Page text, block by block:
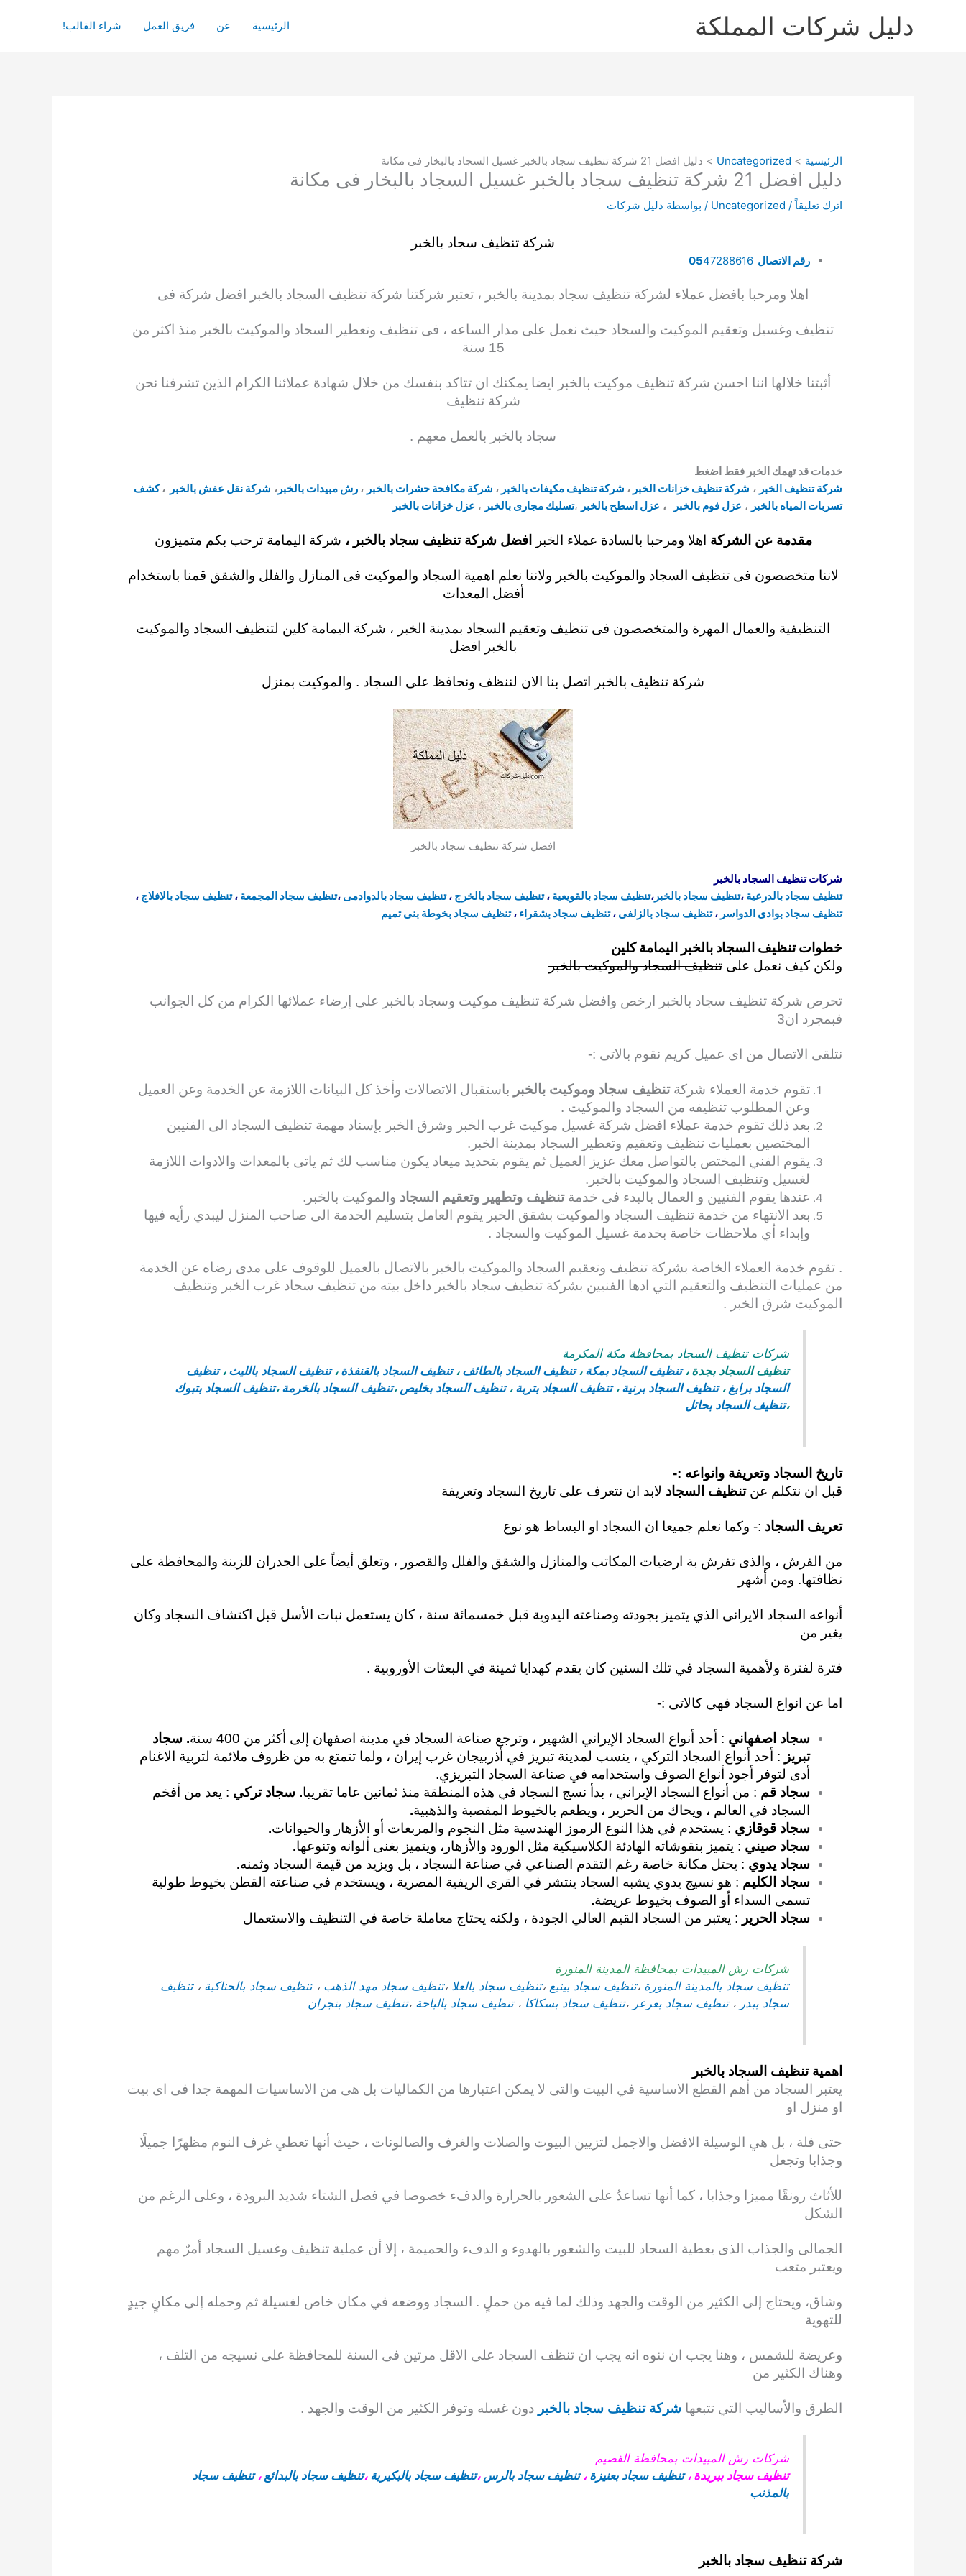
دليل شركات المملكة الرئيسية عن فريق العمل شراء القالب!
الرئيسية Uncategorized دليل افضل 21 شركة تنظيف سجاد بالخبر غسيل السجاد بالبخار فى مكانة
دليل افضل 21 شركة تنظيف سجاد بالخبر غسيل السجاد بالبخار فى مكانة
اترك تعليقاً /
Uncategorized / بواسطة دليل شركات
شركة تنظيف سجاد بالخبر
رقم الاتصال 0547288616
اهلا ومرحبا بافضل عملاء لشركة تنظيف سجاد بمدينة بالخبر ، تعتبر شركتنا شركة تنظيف السجاد بالخبر افضل شركة فى
تنظيف وغسيل وتعقيم الموكيت والسجاد حيث نعمل على مدار الساعه ، فى تنظيف وتعطير السجاد والموكيت بالخبر منذ اكثر من
15 سنة
أثبتنا خلالها اننا احسن شركة تنظيف موكيت بالخبر ايضا يمكنك ان تتاكد بنفسك من خلال شهادة عملائنا الكرام الذين تشرفنا نحن
شركةتنظيف
سجاد بالخبر بالعمل معهم .
خدمات قد تهمك الخبر فقط اضغط
شركة تنظيف الخبر ، شركة تنظيف خزانات الخبر ، شركة تنظيف مكيفات بالخبر ، شركة مكافحة حشرات بالخبر ، رش مبيدات بالخبر، شركة نقل عفش بالخبر ،كشف
تسربات المياه بالخبر ، عزل فوم بالخبر ، عزل اسطح بالخبر ،تسليك مجارى بالخبر ، عزل خزانات بالخبر
مقدمة عن الشركة اهلا ومرحبا بالسادة عملاء الخبر افضل شركة تنظيف سجاد بالخبر ، شركة اليمامة ترحب بكم متميزون
لاننا متخصصون فى تنظيف السجاد والموكيت بالخبر ولاننا نعلم اهمية السجاد والموكيت فى المنازل والفلل والشقق قمنا باستخدام
أفضل المعدات
التنظيفية والعمال المهرة والمتخصصون فى تنظيف وتعقيم السجاد بمدينة الخبر ، شركة اليمامة كلين لتنظيف السجاد والموكيت
بالخبر افضل
شركة تنظيف بالخبر اتصل بنا الان لننظف ونحافظ على السجاد . والموكيت بمنزل
افضل شركة تنظيف سجاد بالخبر
شركات تنظيف السجاد بالخبر
تنظيف سجاد بالدرعية ،تنظيف سجاد بالخبر،تنظيف سجاد بالقويعية ،تنظيف سجاد بالخرج ،تنظيف سجاد بالدوادمى ،تنظيف سجاد المجمعة ،تنظيف سجاد بالافلاج ،
تنظيف سجاد بوادى الدواسر،تنظيف سجاد بالزلفى ،تنظيف سجاد بشقراء ،تنظيف سجاد بخوطة بنى تميم
خطوات تنظيف السجاد بالخبر اليمامة كلين
ولكن كيف نعمل علىتنظيف السجاد والموكيت بالخبر
تحرص شركة تنظيف سجاد بالخبر ارخص وافضل شركة تنظيف موكيت وسجاد بالخبر على إرضاء عملائها الكرام من كل الجوانب
فبمجرد ان3
نتلقى الاتصال من اى عميل كريم نقوم بالاتى :-
تقوم خدمة العملاء شركة تنظيف سجاد وموكيت بالخبر باستقبال الاتصالات وأخذ كل البيانات اللازمة عن الخدمة وعن العميل
وعن المطلوب تنظيفه من السجاد والموكيت .
بعد ذلك تقوم خدمة عملاء افضل شركة غسيل موكيت غرب الخبر وشرق الخبر بإسناد مهمة تنظيف السجاد الى الفنيين
المختصين بعمليات تنظيف وتعقيم وتعطير السجاد بمدينة الخبر.
يقوم الفني المختص بالتواصل معك عزيز العميل ثم يقوم بتحديد ميعاد يكون مناسب لك ثم ياتى بالمعدات والادوات اللازمة
لغسيل وتنظيف السجاد والموكيت بالخبر.
عندها يقوم الفنيين و العمال بالبدء فى خدمةتنظيف وتطهير وتعقيم السجاد والموكيت بالخبر.
بعد الانتهاء من خدمة تنظيف السجاد والموكيت بشقق الخبر يقوم العامل بتسليم الخدمة الى صاحب المنزل ليبدي رأيه فيها
وإبداء أي ملاحظات خاصة بخدمة غسيل الموكيت والسجاد .
. تقوم خدمة العملاء الخاصة بشركة تنظيف وتعقيم السجاد والموكيت بالخبر بالاتصال بالعميل للوقوف على مدى رضاه عن الخدمة
من عمليات التنظيف والتعقيم التي ادها الفنيين بشركة تنظيف سجاد بالخبر داخل بيته من تنظيف سجاد غرب الخبر وتنظيف
الموكيت شرق الخبر .
شركات تنظيف السجاد بمحافظة مكة المكرمة
تنظيف السجاد بجدة ،تنظيف السجاد بمكة ،تنظيف السجاد بالطائف ،تنظيف السجاد بالقنفذة ،تنظيف السجاد بالليث ،تنظيف
السجاد برابغ ،تنظيف السجاد برنية ،تنظيف السجاد بتربة ،تنظيف السجاد بخليص ،تنظيف السجاد بالخرمة ،تنظيف السجاد بتبوك
،تنظيف السجاد بحائل
تاريخ السجاد وتعريفة وانواعه :-
قبل ان نتكلم عنتنظيف السجاد لابد ان نتعرف على تاريخ السجاد وتعريفة
تعريف السجاد :- وكما نعلم جميعا ان السجاد او البساط هو نوع
من الفرش ، والذى تفرش بة ارضيات المكاتب والمنازل والشقق والفلل والقصور ، وتعلق أيضاً على الجدران للزينة والمحافظة على
نظافتها. ومن أشهر
أنواعه السجاد الايرانى الذي يتميز بجودته وصناعته اليدوية قبل خمسمائة سنة ، كان يستعمل نبات الأسل قبل اكتشاف
السجاد وكان
يغير من
فترة لفترة ولأهمية السجاد في تلك السنين كان يقدم كهدايا ثمينة في البعثات الأوروبية .
اما عن انواع السجاد فهى كالاتى :-
سجاد اصفهاني : أحد أنواع السجاد الإيراني الشهير ، وترجع صناعة السجاد في مدينة اصفهان إلى أكثر من 400 سنة
. سجاد
تبريز : أحد أنواع السجاد التركي ، ينسب لمدينة تبريز في أذربيجان غرب إيران ، ولما تتمتع به من ظروف ملائمة لتربية الاغنام
أدى لتوفر أجود أنواع الصوف واستخدامه في صناعة السجاد التبريزي.
سجاد قم : من أنواع السجاد الإيراني ، بدأ نسج السجاد في هذه المنطقة منذ ثمانين عاما تقريبا. سجاد تركي : يعد من أفخم
السجاد في العالم ، ويحاك من الحرير ، ويطعم بالخيوط المقصبة والذهبية.
سجاد قوقازي : يستخدم في هذا النوع الرموز الهندسية مثل النجوم والمربعات أو الأزهار والحيوانات.
سجاد صيني : يتميز بنقوشاته الهادئة الكلاسيكية مثل الورود والأزهار، ويتميز بغنى ألوانه وتنوعها.
سجاد يدوي : يحتل مكانة خاصة رغم التقدم الصناعي في صناعة السجاد ، بل ويزيد من قيمة السجاد وثمنه.
سجاد الكليم : هو نسيج يدوي يشبه السجاد ينتشر في القرى الريفية المصرية ، ويستخدم في صناعته القطن بخيوط طولية
تسمى السداء أو الصوف بخيوط عريضة.
سجاد الحرير : يعتبر من السجاد القيم العالي الجودة ، ولكنه يحتاج معاملة خاصة في التنظيف والاستعمال
شركات رش المبيدات بمحافظة المدينة المنورة
تنظيف سجاد بالمدينة المنورة ،تنظيف سجاد بينبع ،تنظيف سجاد بالعلا،تنظيف سجاد مهد الذهب ،تنظيف سجاد بالحناكية ، تنظيف
سجاد ببدر ،تنظيف سجاد بعرعر ،تنظيف سجاد بسكاكا ، تنظيف سجاد بالباحة ،تنظيف سجاد بنجران
اهمية تنظيف السجاد بالخبر
يعتبر السجاد من أهم القطع الاساسية في البيت والتى لا يمكن اعتبارها من الكماليات بل هى من الاساسيات المهمة جدا فى اى بيت
او منزل او
حتى فلة ، بل هي الوسيلة الافضل والاجمل لتزيين البيوت والصلات والغرف والصالونات ، حيث أنها تعطي غرف النوم مظهرًا جميلًا
وجذابا وتجعل
للأثاث رونقًا مميزا وجذابا ، كما أنها تساعدُ على الشعور بالحرارة والدفء خصوصا في فصل الشتاء شديد البرودة ، وعلى الرغم من
الشكل
الجمالى والجذاب الذى يعطية السجاد للبيت والشعور بالهدوء و الدفء والحميمة ، إلا أن عملية تنظيف وغسيل السجاد أمرٌ مهم
ويعتبر متعب
وشاق، ويحتاج إلى الكثير من الوقت والجهد وذلك لما فيه من حملٍ . السجاد ووضعه في مكان خاص لغسيلة ثم وحمله إلى مكانٍ جيدٍ
للتهوية
وعريضة للشمس ، وهنا يجب ان ننوه انه يجب ان تنظف السجاد على الاقل مرتين فى السنة للمحافظة على نسيجه من التلف ،
وهناك الكثير من
الطرق والأساليب التي تتبعهاشركة تنظيف سجاد بالخبر دونغسله وتوفر الكثير من الوقت والجهد .
شركات رش المبيدات بمحافظة القصيم
تنظيف سجاد ببريدة ،تنظيف سجاد بعنيزة ،تنظيف سجاد بالرس ،تنظيف سجاد بالبكيرية ،تنظيف سجاد بالبدائع ،تنظيف سجاد
بالمذنب
شركة تنظيف سجاد بالخبر